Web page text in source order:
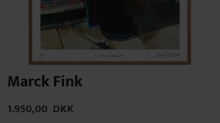
Marck Fink
1.950,00 DKK